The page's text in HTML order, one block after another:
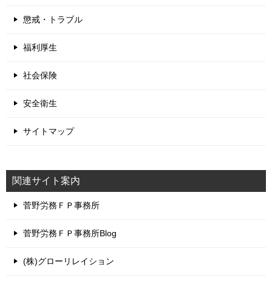
懲戒・トラブル
福利厚生
社会保険
安全衛生
サイトマップ
関連サイト案内
菅野労務ＦＰ事務所
菅野労務ＦＰ事務所Blog
(株)グローリレイション